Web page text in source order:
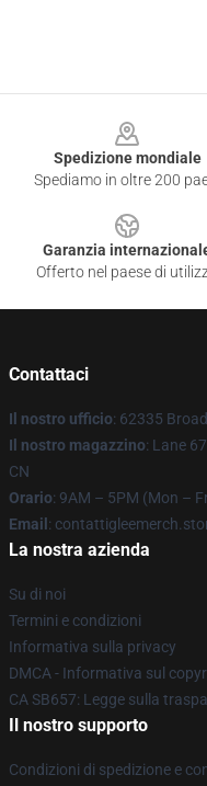
Spedizione mondiale
Spediamo in oltre 200
Garanzia
Offerto nel paese di
Contattaci
Il nostro ufficio: 62335
Il nostro magazzino: Lane
CN
Orario: 9AM – 5PM (Mon –
Email :
La nostra azienda
Su di noi
Termini e condizioni
Informativa sulla privacy
DMCA - Informativa sul
CA SB657: Legge sulla
Il nostro supporto
Condizioni di spedizione e